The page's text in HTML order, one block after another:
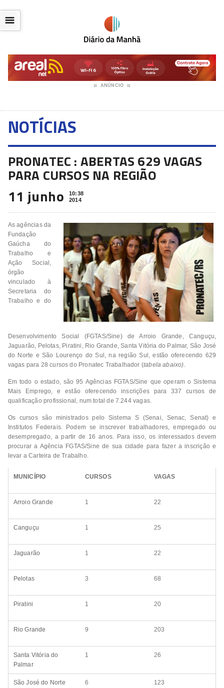
ANÚNCIO
☰
NOTÍCIAS
PRONATEC : ABERTAS 629 VAGAS
PARA CURSOS NA REGIÃO
11 junho
10:38
2014
As agências da
Fundação
Gaúcha do
Trabalho e
Ação Social,
órgão
vinculado à
Secretaria do
Trabalho e do
Desenvolvimento Social (FGTAS/Sine) de Arroio Grande, Canguçu,
Jaguarão, Pelotas, Piratini, Rio Grande, Santa Vitória do Palmar, São José
do Norte e São Lourenço do Sul, na região Sul, estão oferecendo 629
vagas para 28 cursos do Pronatec Trabalhador (tabela abaixo).
Em todo o estado, são 95 Agências FGTAS/Sine que operam o Sistema
Mais Emprego, e estão oferecendo inscrições para 337 cursos de
qualificação profissional, num total de 7.244 vagas.
Os cursos são ministrados pelo Sistema S (Senai, Senac, Senat) e
Institutos Federais. Podem se inscrever trabalhadores, empregado ou
desempregado, a partir de 16 anos. Para isso, os interessados devem
procurar a Agência FGTAS/Sine de sua cidade para fazer a inscrição e
levar a Carteira de Trabalho.
MUNICÍPIO CURSOS VAGAS
Arroio Grande 1 22
Canguçu 1 25
Jaguarão 1 22
Pelotas 3 68
Piratini 1 20
Rio Grande 9 203
Santa Vitória do
Palmar
1 26
São José do Norte 6 123